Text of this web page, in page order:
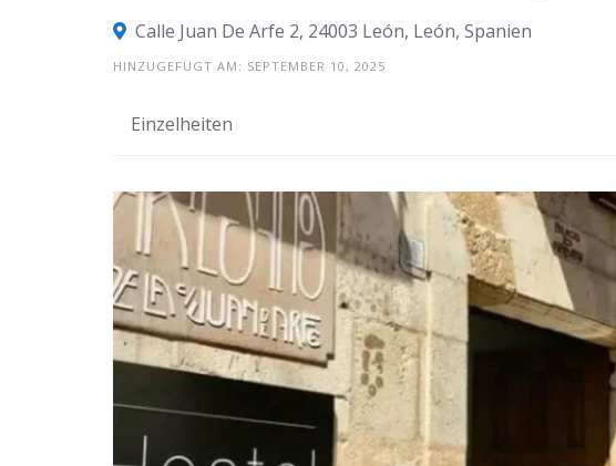
Calle Juan De Arfe 2, 24003 León, León, Spanien
HINZUGEFÜGT AM: SEPTEMBER 10, 2025
Einzelheiten